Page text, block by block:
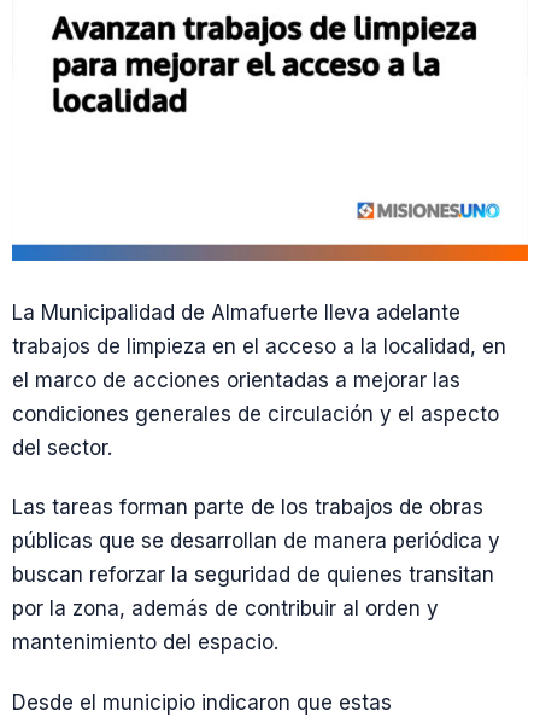
La Municipalidad de Almafuerte lleva adelante
trabajos de limpieza en el acceso a la localidad, en
el marco de acciones orientadas a mejorar las
condiciones generales de circulación y el aspecto
del sector.
Las tareas forman parte de los trabajos de obras
públicas que se desarrollan de manera periódica y
buscan reforzar la seguridad de quienes transitan
por la zona, además de contribuir al orden y
mantenimiento del espacio.
Desde el municipio indicaron que estas